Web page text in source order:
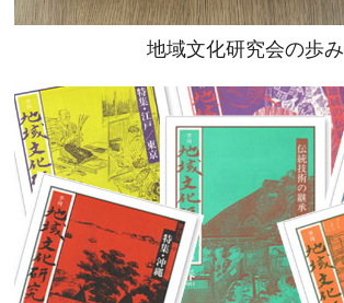
地域文化研究会の歩み